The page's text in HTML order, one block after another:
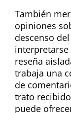
También
opiniones
descenso
reseña
trabaja una
de
trato
puede